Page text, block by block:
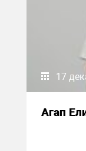
17
Агап